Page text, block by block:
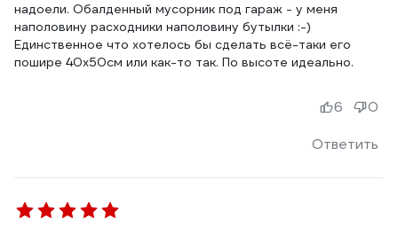
надоели. Обалденный мусорник под гараж - у меня
наполовину расходники наполовину бутылки :-)
Единственное что хотелось бы сделать всё-таки его
пошире 40x50см или как-то так. По высоте идеально.
Ответить
6 0